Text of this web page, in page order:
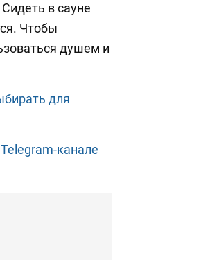
в сауне
Чтобы
душем и
для
Telegram-канале